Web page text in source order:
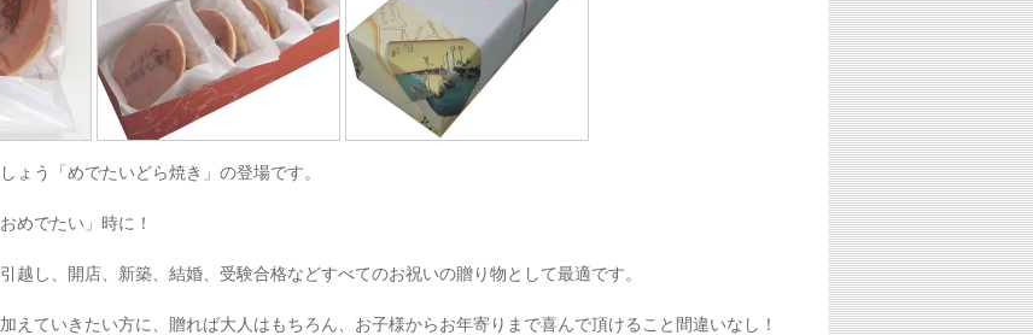
ょう「めでたいどら焼き」の登場です。
めでたい」時に！
越し、開店、新築、結婚、受験合格などすべてのお祝いの贈り物として最適です。
えていきたい方に、贈れば大人はもちろん、お子様からお年寄りまで喜んで頂けること間違いなし！